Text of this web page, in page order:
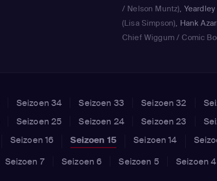
/ Nelson Muntz),
(Lisa Simpson), Hank
Chief Wiggum / Comic
Seizoen 34 Seizoen 33 Seizoen 32
Seizoen 25 Seizoen 24 Seizoen 23
Seizoen 16 Seizoen 15 Seizoen 14
Seizoen 7 Seizoen 6 Seizoen 5 Seizoen 4